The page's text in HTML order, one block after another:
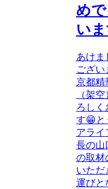
め
い
あけま
ござい
京都精
（架
ろしく
す😁と
アライ
長の山
の取材
いただ
運びと